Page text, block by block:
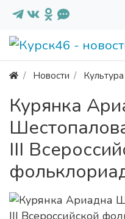
Новости Культура
Курянка
III